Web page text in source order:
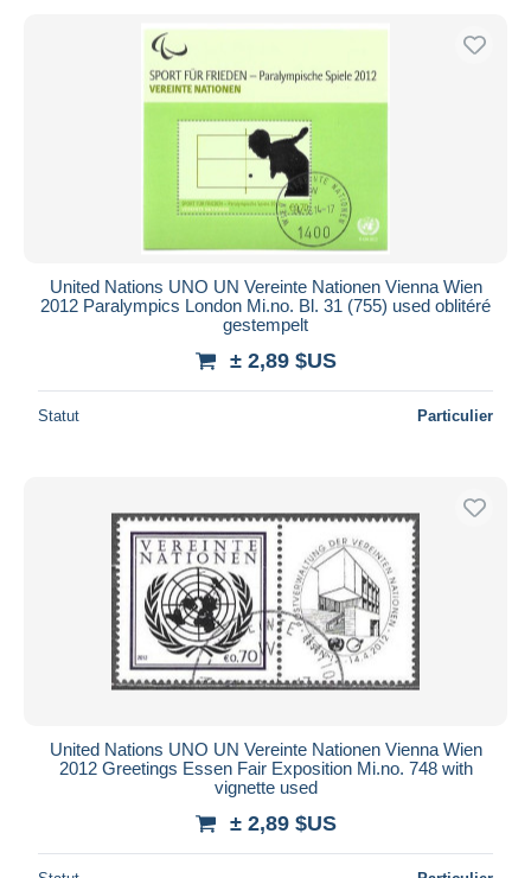
United Nations UNO UN Vereinte Nationen Vienna Wien
2012 Paralympics London Mi.no. Bl. 31 (755) used oblitéré
gestempelt
± 2,89 $US
Statut Particulier
United Nations UNO UN Vereinte Nationen Vienna Wien
2012 Greetings Essen Fair Exposition Mi.no. 748 with
vignette used
± 2,89 $US